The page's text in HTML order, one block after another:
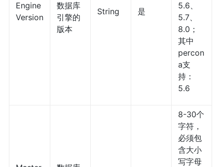
Engine
Version
数据库
引擎的
版本
String 是
5.6、
5.7、
8.0；
其中
percon
a支
持：
5.6
8-30个
字符，
必须包
含大小
写字母